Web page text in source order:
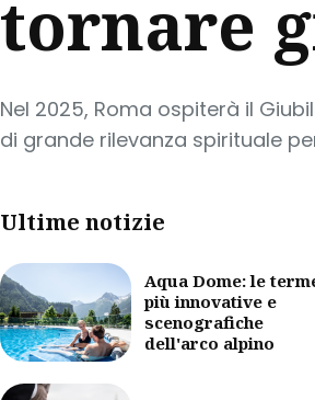
tornare
Nel 2025, Roma ospiterà il
di grande rilevanza spirituale
Ultime notizie
Aqua Dome: le
più innovative e
scenografiche
dell'arco alpino